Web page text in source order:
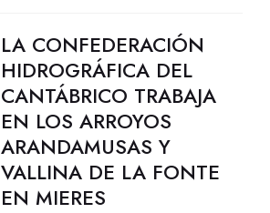
LA CONFEDERACIÓN
HIDROGRÁFICA DEL
CANTÁBRICO TRABAJA
EN LOS ARROYOS
ARANDAMUSAS Y
VALLINA DE LA FONTE
EN MIERES